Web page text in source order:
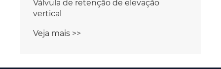
Válvula de retenção de elevação
vertical
Veja mais >>